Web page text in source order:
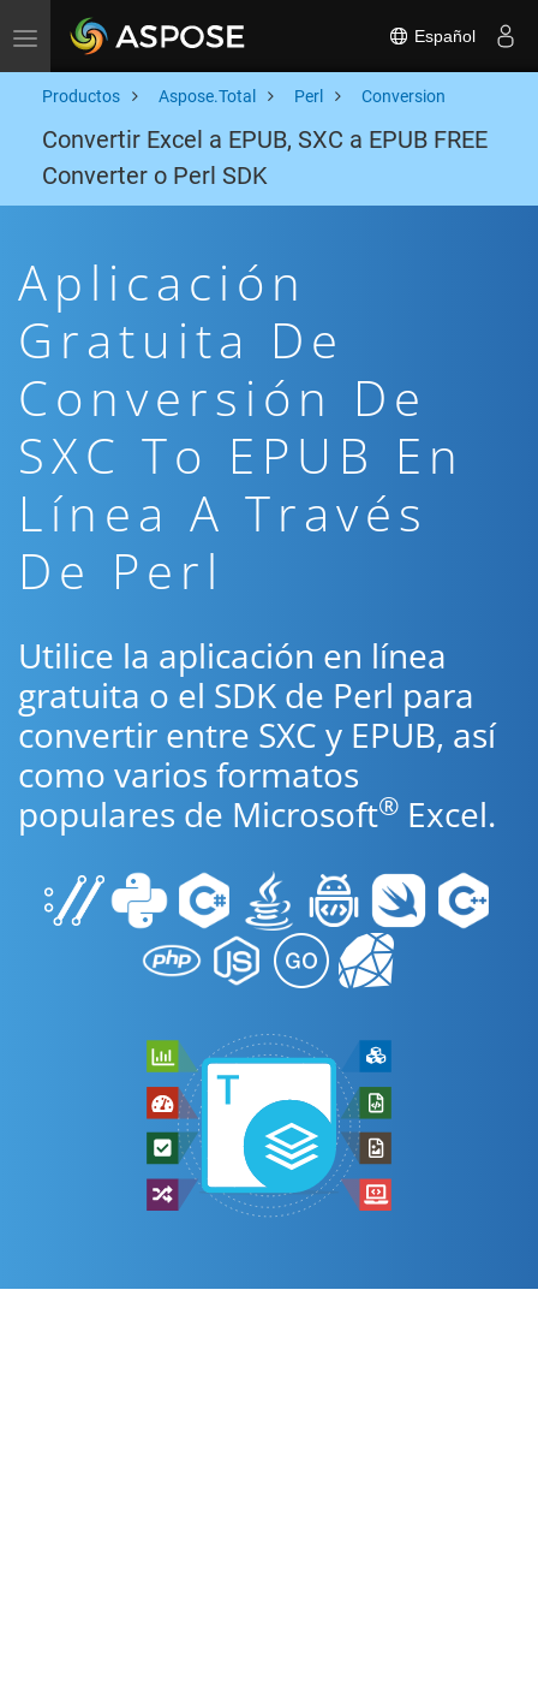
Toggle navigation Español
Productos Aspose.Total Perl Conversion
Convertir Excel a EPUB, SXC a EPUB FREE
Converter o Perl SDK
Aplicación
Gratuita De
Conversión De
SXC To EPUB En
Línea A Través
De Perl
Utilice la aplicación en línea
gratuita o el SDK de Perl para
convertir entre SXC y EPUB, así
como varios formatos
populares de Microsoft® Excel.